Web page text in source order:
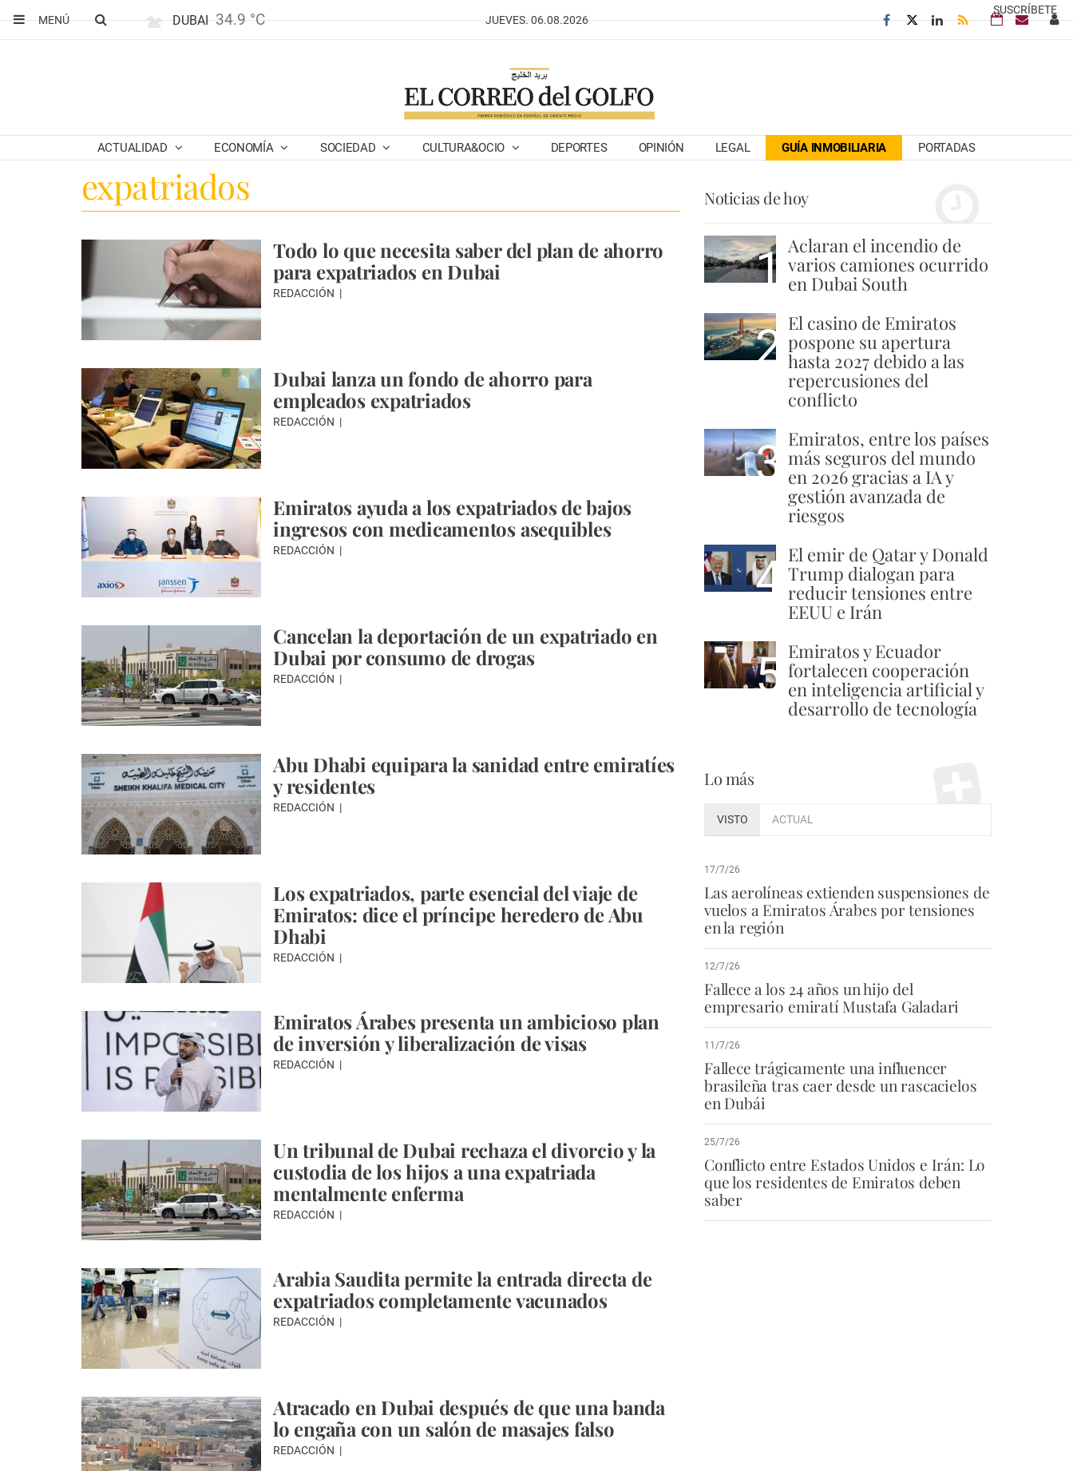
SUSCRÍBETE
MENÚ
DUBAI 34.9 °C JUEVES. 06.08.2026
ACTUALIDAD ECONOMÍA SOCIEDAD CULTURA&OCIO DEPORTES OPINIÓN LEGAL GUÍA INMOBILIARIA PORTADAS
expatriados
Todo lo que necesita saber del plan de ahorro
para expatriados en Dubai
REDACCIÓN
Dubai lanza un fondo de ahorro para
empleados expatriados
REDACCIÓN
Emiratos ayuda a los expatriados de bajos
ingresos con medicamentos asequibles
REDACCIÓN
Cancelan la deportación de un expatriado en
Dubai por consumo de drogas
REDACCIÓN
Abu Dhabi equipara la sanidad entre emiratíes
y residentes
REDACCIÓN
Los expatriados, parte esencial del viaje de
Emiratos: dice el príncipe heredero de Abu
Dhabi
REDACCIÓN
Emiratos Árabes presenta un ambicioso plan
de inversión y liberalización de visas
REDACCIÓN
Un tribunal de Dubai rechaza el divorcio y la
custodia de los hijos a una expatriada
mentalmente enferma
REDACCIÓN
Arabia Saudita permite la entrada directa de
expatriados completamente vacunados
REDACCIÓN
Atracado en Dubai después de que una banda
lo engaña con un salón de masajes falso
REDACCIÓN
Noticias de hoy
1 Aclaran el incendio de
varios camiones ocurrido
en Dubai South
2 El casino de Emiratos
pospone su apertura
hasta 2027 debido a las
repercusiones del
conflicto
3 Emiratos, entre los países
más seguros del mundo
en 2026 gracias a IA y
gestión avanzada de
riesgos
4 El emir de Qatar y Donald
Trump dialogan para
reducir tensiones entre
EEUU e Irán
5 Emiratos y Ecuador
fortalecen cooperación
en inteligencia artificial y
desarrollo de tecnología
Lo más
VISTO ACTUAL
17/7/26
Las aerolíneas extienden suspensiones de
vuelos a Emiratos Árabes por tensiones
en la región
12/7/26
Fallece a los 24 años un hijo del
empresario emiratí Mustafa Galadari
11/7/26
Fallece trágicamente una influencer
brasileña tras caer desde un rascacielos
en Dubái
25/7/26
Conflicto entre Estados Unidos e Irán: Lo
que los residentes de Emiratos deben
saber